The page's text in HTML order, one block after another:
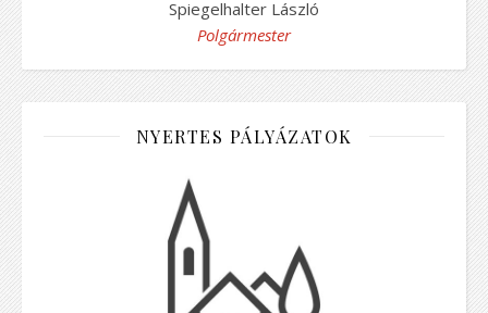
Spiegelhalter László
Polgármester
NYERTES PÁLYÁZATOK